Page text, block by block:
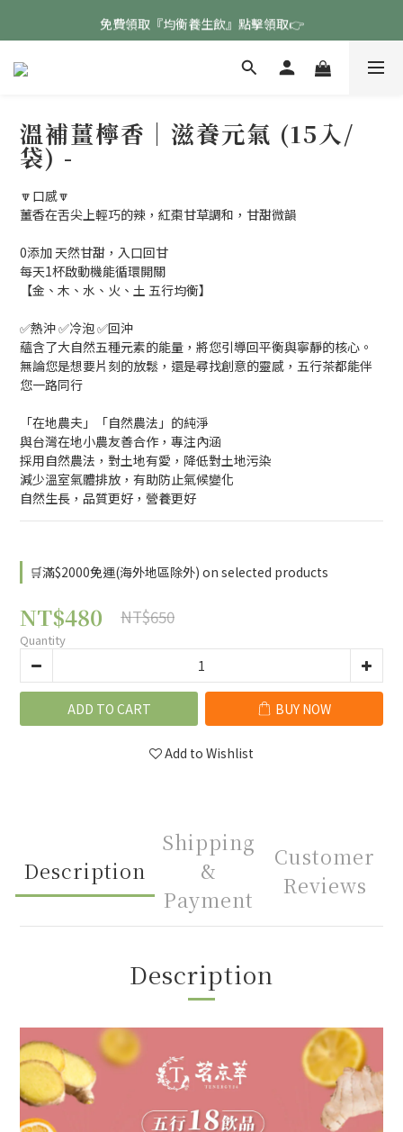
免費領取『均衡養生飲』點擊領取👉
免費領取『均衡養生飲』點擊領取👉
註冊會員專屬好康🧧
溫補薑檸香｜滋養元氣 (15入/
袋) -
🔽口感🔽
薑香在舌尖上輕巧的辣，紅棗甘草調和，甘甜微韻
0添加 天然甘甜，入口回甘
每天1杯啟動機能循環開關
【金、木、水、火、土 五行均衡】
✅熱沖 ✅冷泡 ✅回沖
蘊含了大自然五種元素的能量，將您引導回平衡與寧靜的核心。
無論您是想要片刻的放鬆，還是尋找創意的靈感，五行茶都能伴
您一路同行
「在地農夫」「自然農法」的純淨
與台灣在地小農友善合作，專注內涵
採用自然農法，對土地有愛，降低對土地污染
減少溫室氣體排放，有助防止氣候變化
自然生長，品質更好，營養更好
🛒滿$2000免運(海外地區除外) on selected products
NT$480 NT$650
Quantity
ADD TO CART BUY NOW
Add to Wishlist
Description
Shipping
&
Payment
Customer
Reviews
Description